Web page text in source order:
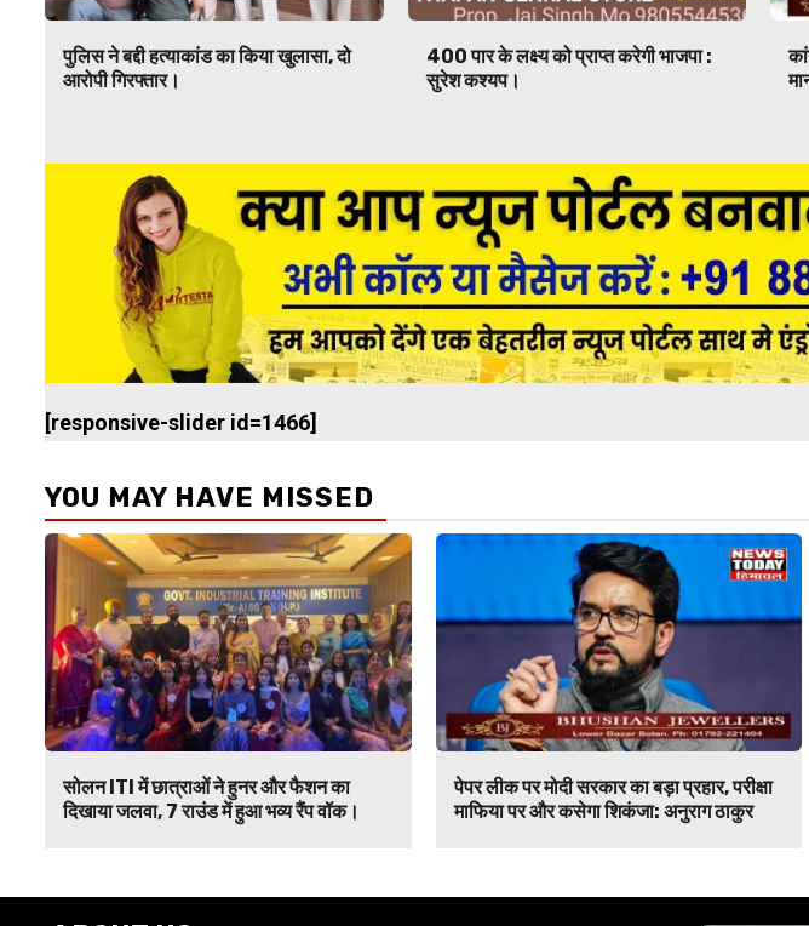
पुलिस ने बद्दी हत्याकांड का किया खुलासा, दो
आरोपी गिरफ्तार।
400 पार के लक्ष्य को प्राप्त करेगी भाजपा :
सुरेश कश्यप।
[responsive-slider id=1466]
YOU MAY HAVE MISSED
सोलन ITI में छात्राओं ने हुनर और फैशन का
दिखाया जलवा, 7 राउंड में हुआ भव्य रैंप वॉक।
पेपर लीक पर मोदी सरकार का बड़ा प्रहार, परीक्षा
माफिया पर और कसेगा शिकंजा: अनुराग ठाकुर